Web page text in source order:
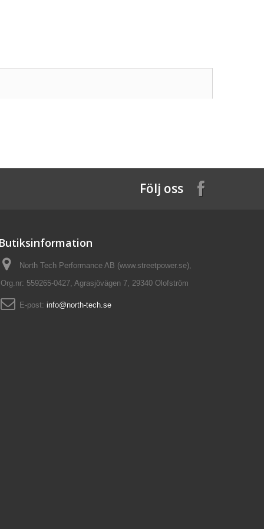
Följ oss
North Tech Performance AB (www.streetpower.se),
Org.nr: 559265-0427, Agrasjövägen 7, 29340 Olofström
E-post: info@north-tech.se